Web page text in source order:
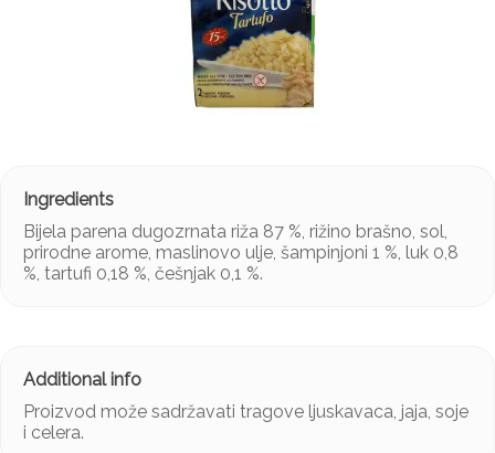
Bijela parena dugozrnata riža 87 %, rižino brašno, sol,
prirodne arome, maslinovo ulje, šampinjoni 1 %, luk 0,8
%, tartufi 0,18 %, češnjak 0,1 %.
Proizvod može sadržavati tragove ljuskavaca, jaja, soje
i celera.